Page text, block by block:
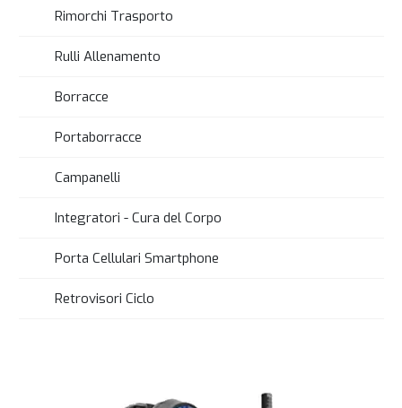
Rimorchi Trasporto
Rulli Allenamento
Borracce
Portaborracce
Campanelli
Integratori - Cura del Corpo
Porta Cellulari Smartphone
Retrovisori Ciclo